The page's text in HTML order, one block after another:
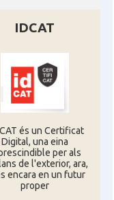
IDCAT
és un Certificat
Digital, una eina
per als
de l'exterior, ara,
encara en un futur
proper